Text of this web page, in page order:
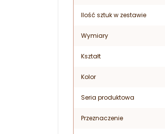
Ilość sztuk w zestawie
Wymiary
Kształt
Kolor
Seria produktowa
Przeznaczenie